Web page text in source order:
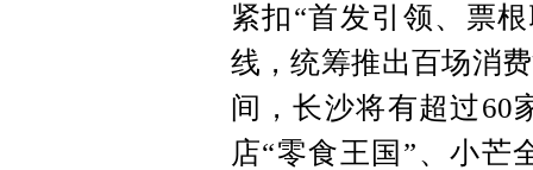
紧扣“首发引领、票
线，统筹推出百场消
间，长沙将有超过60
店“零食王国”、小芒